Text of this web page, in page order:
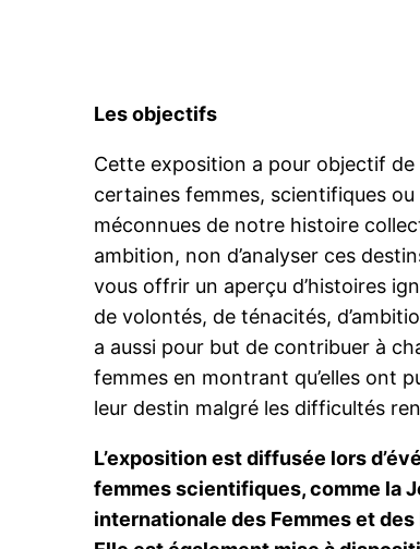
Les objectifs
Cette exposition a pour objectif
certaines femmes, scientifiques
méconnues de notre histoire
ambition, non d’analyser ces
vous offrir un aperçu d’histoires
de volontés, de ténacités,
a aussi pour but de contribuer à
femmes en montrant qu’elles ont
leur destin malgré les difficultés
L’exposition est diffusée lors
femmes scientifiques, comme la
internationale des Femmes et